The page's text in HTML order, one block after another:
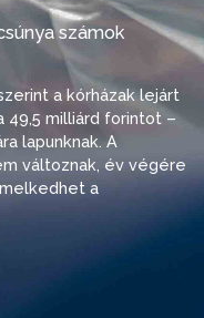
számok
a kórházak lejárt
49,5 milliárd forintot –
lapunknak. A
változnak, év végére
a